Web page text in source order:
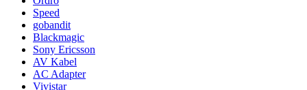
Speed
gobandit
Blackmagic
Sony Ericsson
AV Kabel
AC Adapter
Vivistar